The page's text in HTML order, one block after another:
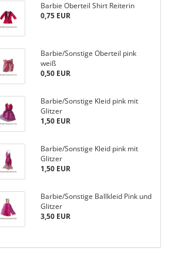
Barbie Oberteil Shirt Reiterin
0,75 EUR
Barbie/Sonstige Oberteil pink
weiß
0,50 EUR
Barbie/Sonstige Kleid pink mit
Glitzer
1,50 EUR
Barbie/Sonstige Kleid pink mit
Glitzer
1,50 EUR
Barbie/Sonstige Ballkleid Pink und
Glitzer
3,50 EUR